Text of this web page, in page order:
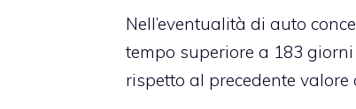
Nell’eventualità di auto
tempo superiore a 183
rispetto al precedente valore